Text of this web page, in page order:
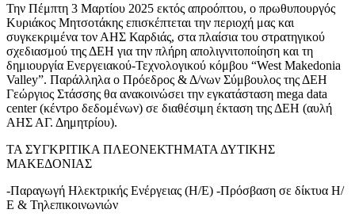
Την Πέμπτη 3 Μαρτίου 2025 εκτός απροόπτου, ο πρωθυπουργός
Κυριάκος Μητσοτάκης επισκέπτεται την περιοχή μας και
συγκεκριμένα τον ΑΗΣ Καρδιάς, στα πλαίσια του στρατηγικού
σχεδιασμού της ΔΕΗ για την πλήρη απολιγνιτοποίηση και τη
δημιουργία Ενεργειακού-Τεχνολογικού κόμβου “West Makedonia
Valley”. Παράλληλα ο Πρόεδρος & Δ/νων Σύμβουλος της ΔΕΗ
Γεώργιος Στάσσης θα ανακοινώσει την εγκατάσταση mega data
center (κέντρο δεδομένων) σε διαθέσιμη έκταση της ΔΕΗ (αυλή
ΑΗΣ ΑΓ. Δημητρίου).
ΤΑ ΣΥΓΚΡΙΤΙΚΑ ΠΛΕΟΝΕΚΤΗΜΑΤΑ ΔΥΤΙΚΗΣ
ΜΑΚΕΔΟΝΙΑΣ
-Παραγωγή Ηλεκτρικής Ενέργειας (Η/Ε) -Πρόσβαση σε δίκτυα Η/
Ε & Τηλεπικοινωνιών